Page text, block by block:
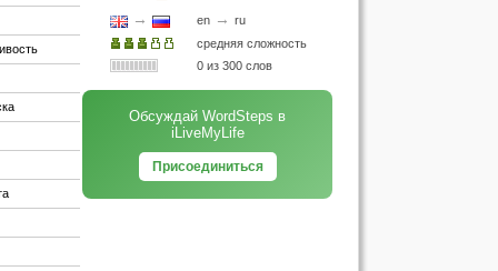
→ en → ru
средняя сложность
0 из 300 слов
Обсуждай WordSteps в
iLiveMyLife
Присоединиться